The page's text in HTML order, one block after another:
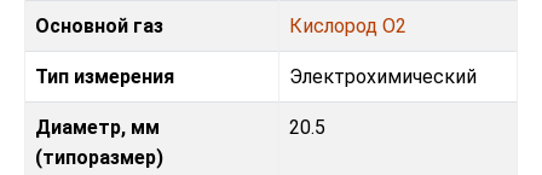
Основной газ Кислород O2
Тип измерения Электрохимический
Диаметр, мм
(типоразмер)
20.5